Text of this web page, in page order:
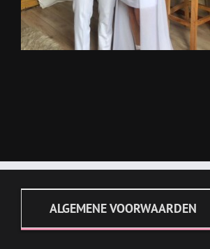
ALGEMENE VOORWAARDEN